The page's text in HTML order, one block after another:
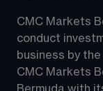
CMC Markets
conduct
business by
CMC Markets